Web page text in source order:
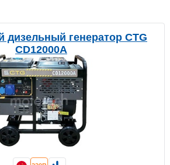
генератор CTG
CD12000A